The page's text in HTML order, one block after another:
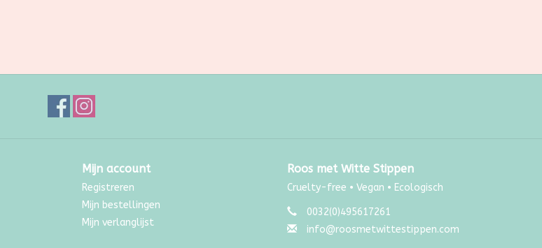
Mijn account
Registreren
Mijn bestellingen
Mijn verlanglijst
Roos met Witte Stippen
Cruelty-free • Vegan • Ecologisch
0032(0)495617261
info@roosmetwittestippen.com